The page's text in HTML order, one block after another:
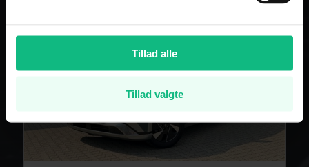
Tillad alle
Tillad valgte